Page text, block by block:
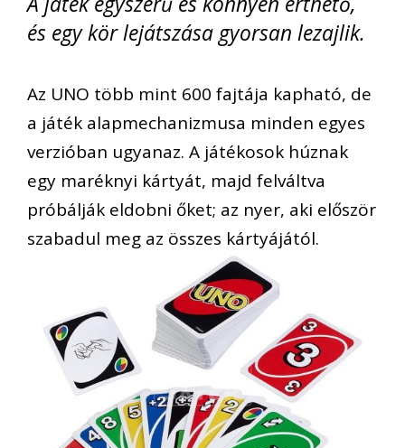
és egy kör lejátszása gyorsan lezajlik.
Az UNO több mint 600 fajtája kapható, de
a játék alapmechanizmusa minden egyes
verzióban ugyanaz. A játékosok húznak
egy maréknyi kártyát, majd felváltva
próbálják eldobni őket; az nyer, aki először
szabadul meg az összes kártyájától.